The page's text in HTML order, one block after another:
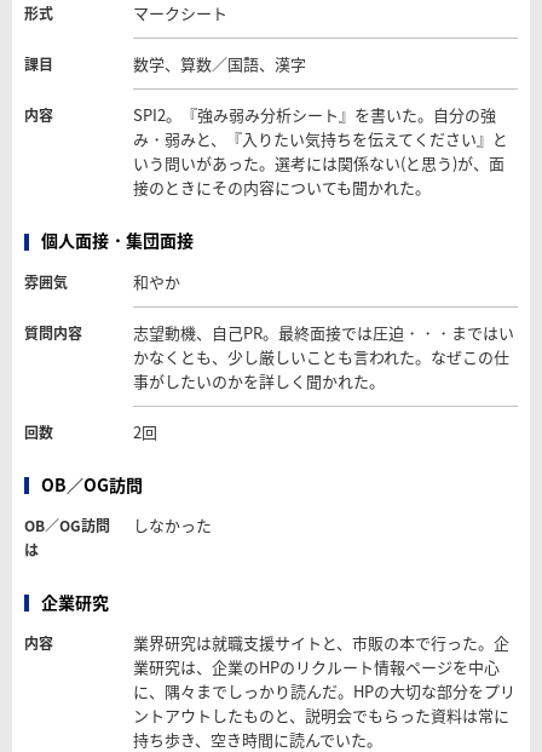
形式 マークシート
課目 数学、算数／国語、漢字
内容
SPI2。『強み弱み分析シート』を書いた。自分の強
み・弱みと、『入りたい気持ちを伝えてください』と
いう問いがあった。選考には関係ない(と思う)が、面
接のときにその内容についても聞かれた。
個人面接・集団面接
雰囲気 和やか
質問内容
志望動機、自己PR。最終面接では圧迫・・・まではい
かなくとも、少し厳しいことも言われた。なぜこの仕
事がしたいのかを詳しく聞かれた。
回数 2回
OB／OG訪問
OB／OG訪問
は
しなかった
企業研究
内容
業界研究は就職支援サイトと、市販の本で行った。企
業研究は、企業のHPのリクルート情報ページを中心
に、隅々までしっかり読んだ。HPの大切な部分をプリ
ントアウトしたものと、説明会でもらった資料は常に
持ち歩き、空き時間に読んでいた。